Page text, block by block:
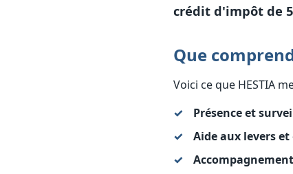
crédit d'impôt de
Que
Voici ce que HESTIA
Présence et
Aide aux levers et